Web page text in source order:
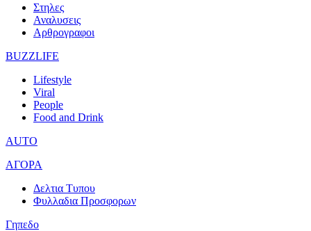
Στηλες
Αναλυσεις
Αρθρογραφοι
BUZZLIFE
Lifestyle
Viral
People
Food and Drink
AUTO
ΑΓΟΡΑ
Δελτια Τυπου
Φυλλαδια Προσφορων
Γηπεδο